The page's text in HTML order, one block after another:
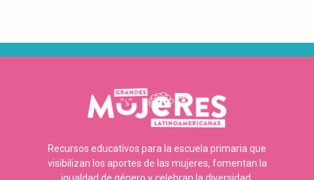
Recursos educativos para la escuela primaria que
visibilizan los aportes de las mujeres, fomentan la
igualdad de género y celebran la diversidad.